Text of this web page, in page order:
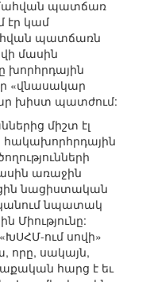
մահվան պատճառ
էր կամ
պատճառն
մասին
խորհրդային
«վնասակար
խիստ պատժում:
միշտ էլ
հակախորհրդային
առաջին
նացիստական
նպատակ
Միությունը:
ում սովի»
որը, սակայն,
հարց է եւ